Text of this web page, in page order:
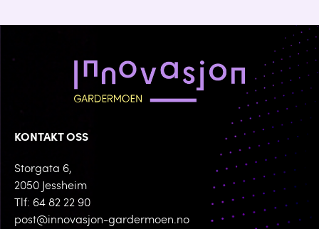
KONTAKT OSS
Storgata 6,
2050 Jessheim
Tlf: 64 82 22 90
post@innovasjon-gardermoen.no